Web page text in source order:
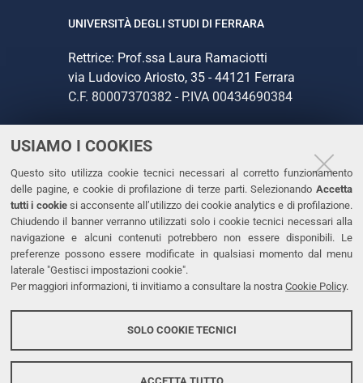
USIAMO I COOKIES
Questo sito utilizza cookie tecnici necessari al corretto funzionamento
delle pagine, e cookie di profilazione di terze parti. Selezionando Accetta
tutti i cookiesi acconsente all’utilizzo dei cookie analytics e di profilazione.
Chiudendo il banner verranno utilizzati solo i cookie tecnici necessari alla
navigazione e alcuni contenuti potrebbero non essere disponibili. Le
preferenze possono essere modificate in qualsiasi momento dal menu
laterale "Gestisci impostazioni cookie".
Per maggiori informazioni, ti invitiamo a consultare la nostra Cookie Policy.
SOLO COOKIE TECNICI
UNIVERSITÀ DEGLI STUDI DI FERRARA
Rettrice: Prof.ssa Laura Ramaciotti
via Ludovico Ariosto, 35 - 44121 Ferrara
C.F. 80007370382 - P.IVA 00434690384
CONTATTI
Tel. +39 0532 293111
Fax. +39 0532 293031
PEC
LINKS
Dichiarazione di accessibilità
Protezione dati personali